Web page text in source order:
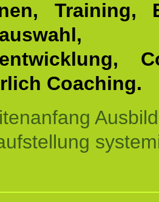
Training,
Coaching.